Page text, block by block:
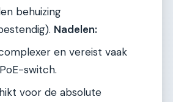
behuizing
Nadelen:
en vereist vaak
switch.
voor de absolute